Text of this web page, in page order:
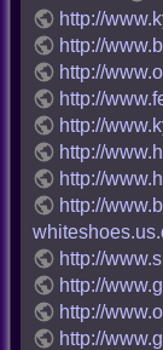
http://
http://
http://
http://
http://
http://
http://
http://
http://
http://
http://
http://